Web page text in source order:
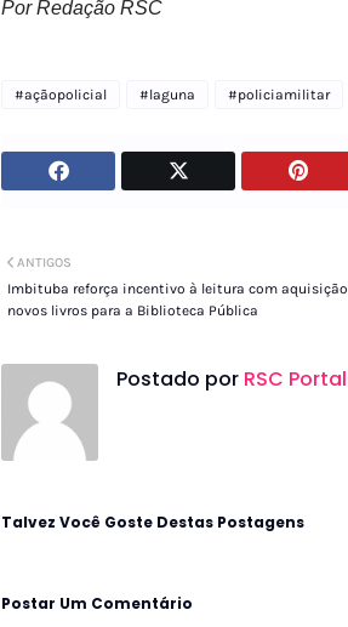
Por Redação RSC
#açãopolicial #laguna #policiamilitar
ANTIGOS
Imbituba reforça incentivo à leitura com
novos livros para a Biblioteca Pública
Postado por RSC Portal
Talvez Você Goste Destas Postagens
Postar Um Comentário